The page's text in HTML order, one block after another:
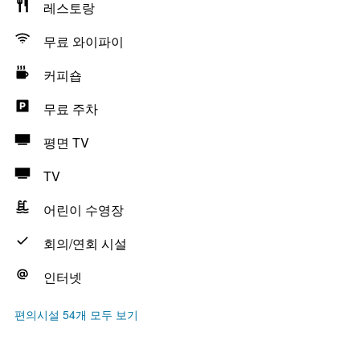
레스토랑
무료 와이파이
커피숍
무료 주차
평면 TV
TV
어린이 수영장
회의/연회 시설
인터넷
편의시설 54개 모두 보기